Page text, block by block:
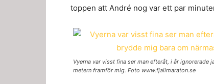
toppen att André nog var ett par
Vyerna var visst fina ser man efteråt, i år
metern framför mig. Foto www.fjallmaraton.se